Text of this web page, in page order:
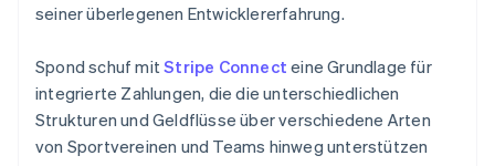
seiner überlegenen Entwicklererfahrung.
Spond schuf mitStripe Connect eine Grundlage für
integrierte Zahlungen, die die unterschiedlichen
Strukturen und Geldflüsse über verschiedene Arten
von Sportvereinen und Teams hinweg unterstützen